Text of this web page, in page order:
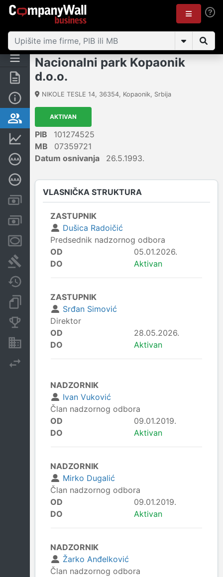
Rezime
Osnovni podaci
Vlasnička struktura
Finansijski podaci
Sertifikat bonitetne izvrsnosti
Dubinska bonitetna ocena
Računi i blokade
Menice i zaloge
Sudski sporovi
Dokumenti i objave
Konkurentske kompanije
Nekretnine i imovina
Nacionalni park Kopaonik
d.o.o.
NIKOLE TESLE 14, 36354, Kopaonik, Srbija
AKTIVAN
PIB
101274525
MB
07359721
Datum osnivanja
26.5.1993.
VLASNIČKA STRUKTURA
ZASTUPNIK
Dušica Radoičić
Predsednik nadzornog odbora
OD
05.01.2026.
DO
Aktivan
ZASTUPNIK
Srđan Simović
Direktor
OD
28.05.2026.
DO
Aktivan
NADZORNIK
Ivan Vuković
Član nadzornog odbora
OD
09.01.2019.
DO
Aktivan
NADZORNIK
Mirko Dugalić
Član nadzornog odbora
OD
09.01.2019.
DO
Aktivan
NADZORNIK
Žarko Anđelković
Član nadzornog odbora